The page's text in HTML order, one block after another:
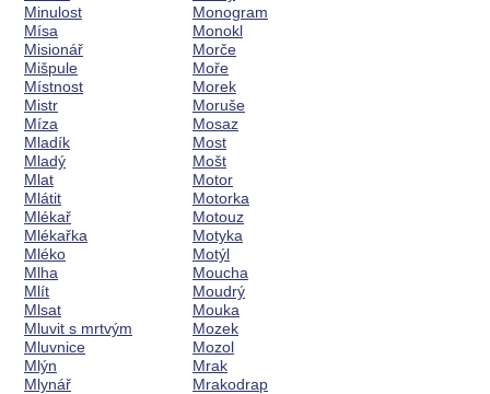
Minulost
Mísa
Misionář
Mišpule
Místnost
Mistr
Míza
Mladík
Mladý
Mlat
Mlátit
Mlékař
Mlékařka
Mléko
Mlha
Mlít
Mlsat
Mluvit s mrtvým
Mluvnice
Mlýn
Mlynář
Monogram
Monokl
Morče
Moře
Morek
Moruše
Mosaz
Most
Mošt
Motor
Motorka
Motouz
Motyka
Motýl
Moucha
Moudrý
Mouka
Mozek
Mozol
Mrak
Mrakodrap